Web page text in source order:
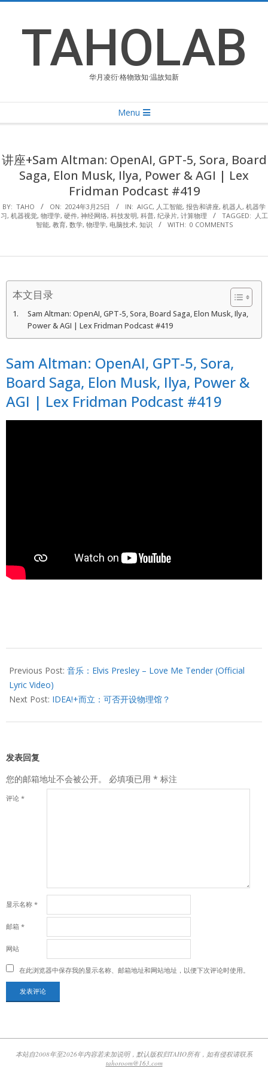
contentTAHOLAB
华月凌衍·格物致知·温故知新
Navigation
Menu
讲座+Sam Altman: OpenAI, GPT-5, Sora, Board
Saga, Elon Musk, Ilya, Power & AGI | Lex
Fridman Podcast #419
BY: TAHO ON: 2024年3月25日 IN: AIGC, 人工智能, 报告和讲座, 机器人, 机器学
习, 机器视觉, 物理学, 硬件, 神经网络, 科技发明, 科普, 纪录片, 计算物理 TAGGED: 人工
智能, 教育, 数学, 物理学, 电脑技术, 知识 WITH: 0 COMMENTS
本文目录
Sam Altman: OpenAI, GPT-5, Sora, Board Saga, Elon Musk, Ilya,
Power & AGI | Lex Fridman Podcast #419
Sam Altman: OpenAI, GPT-5, Sora,
Board Saga, Elon Musk, Ilya, Power &
AGI | Lex Fridman Podcast #419
03-
25
Previous Post: 音乐：Elvis Presley – Love Me Tender (Official
Lyric Video)
Next Post: IDEA!+而立：可否开设物理馆？
发表回复
您的邮箱地址不会被公开。
必填项已用 * 标注
评论 *
显示名称 *
邮箱 *
网站
在此浏览器中保存我的显示名称、邮箱地址和网站地址，以便下次评论时使用。
本站自2008年至2026年内容若未加说明，默认版权归TAHO所有，如有侵权请联系
tahoroom@163.com